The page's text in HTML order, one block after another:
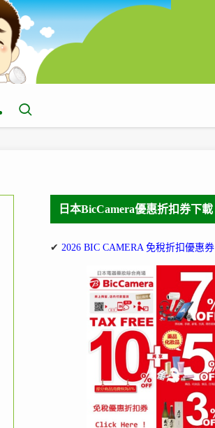
日本BicCamera優惠折扣券下載
✔ 2026 BIC CAMERA 免稅折扣優惠券